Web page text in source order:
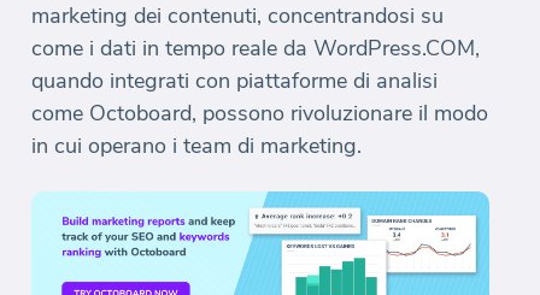
marketing dei contenuti, concentrandosi su
come i dati in tempo reale da WordPress.COM,
quando integrati con piattaforme di analisi
come Octoboard, possono rivoluzionare il modo
in cui operano i team di marketing.